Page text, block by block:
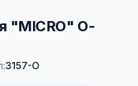
"MICRO" O-
3157-O